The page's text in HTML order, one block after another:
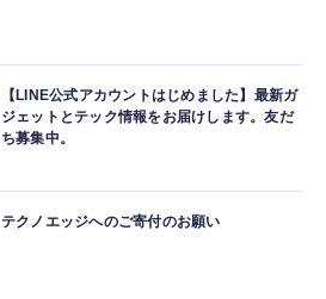
【LINE公式アカウントはじめました】最新ガ
ジェットとテック情報をお届けします。友だ
ち募集中。
テクノエッジへのご寄付のお願い